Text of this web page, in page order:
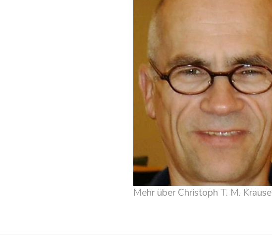
Mehr über Christoph T. M. Krause